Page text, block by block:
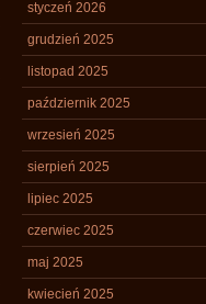
styczeń 2026
grudzień 2025
listopad 2025
październik 2025
wrzesień 2025
sierpień 2025
lipiec 2025
czerwiec 2025
maj 2025
kwiecień 2025